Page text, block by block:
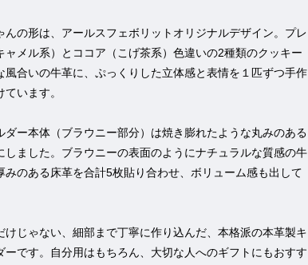
んの形は、アールスフェボリットオリジナルデザイン。プレ
ャメル系）とココア（こげ茶系）色違いの2種類のクッキー
風合いの牛革に、ぷっくりした立体感と表情を１匹ずつ手作
います。
ダー本体（ブラウニー部分）は焼き膨れたような丸みのある
しました。ブラウニーの表面のようにナチュラルな質感の牛
みのある床革を合計5枚貼り合わせ、ボリューム感も出して
けじゃない、細部まで丁寧に作り込んだ、本格派の本革製キ
ーです。自分用はもちろん、大切な人へのギフトにもおすす